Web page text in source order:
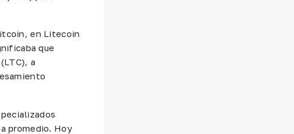
en Litecoin
que
a
promedio. Hoy